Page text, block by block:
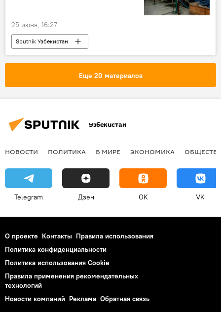
25 июня, 16:27
Sputnik Узбекистан
Еще 20 материалов
Узбекистан
НОВОСТИ ПОЛИТИКА В МИРЕ ЭКОНОМИКА
Telegram Дзен OK VK
О проекте Контакты Правила использования
Политика конфиденциальности
Политика использования Cookie
Правила применения рекомендательных
технологий
Новости компаний Реклама Обратная связь